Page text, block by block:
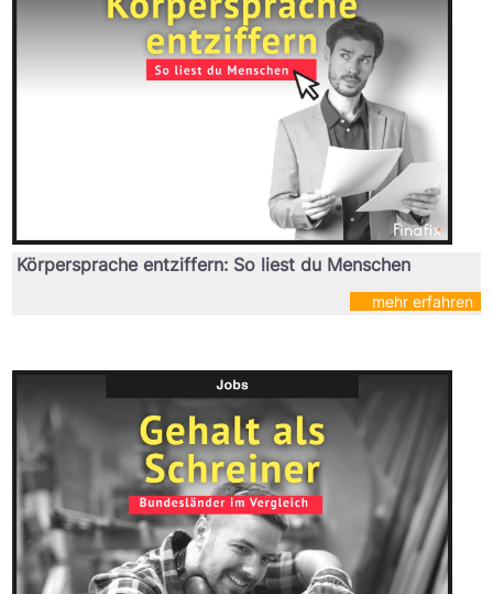
Körpersprache entziffern: So liest du Menschen
mehr erfahren